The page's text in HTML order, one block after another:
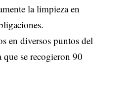
la limpieza en
en diversos puntos del
se recogieron 90